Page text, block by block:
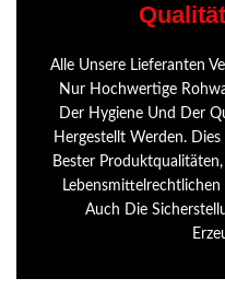
Alle Unsere Lieferanten
Nur Hochwertige
Der Hygiene Und Der
Hergestellt Werden.
Bester
Auch Die